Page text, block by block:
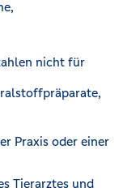
nicht für
Praxis oder einer
Tierarztes und